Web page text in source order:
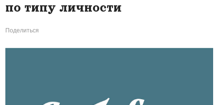
по типу личности
Поделиться